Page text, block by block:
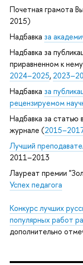
Почетная грамота
2015)
Надбавка за
Надбавка за
приравненном к
2024–2025,
Надбавка за
рецензируемом
Надбавка за
журнале (
Лучший
2011–2013
Лауреат премии
Успех педагога
Конкурс лучших
популярных работ
дополнительно